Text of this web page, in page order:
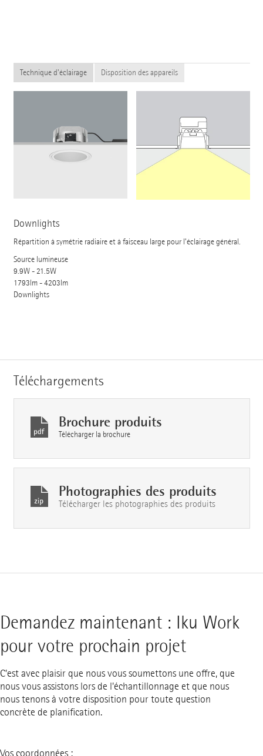
Technique d'éclairage Disposition des appareils
Downlights
Répartition à symétrie radiaire et à faisceau large pour l’éclairage général.
Source lumineuse
9.9W - 21.5W
1793lm - 4203lm
Downlights
Téléchargements
Brochure produits
Télécharger la brochure
Photographies des produits
Télécharger les photographies des produits
Demandez maintenant : Iku Work
pour votre prochain projet
C'est avec plaisir que nous vous soumettons une offre, que
nous vous assistons lors de l'échantillonnage et que nous
nous tenons à votre disposition pour toute question
concrète de planification.
Vos coordonnées :